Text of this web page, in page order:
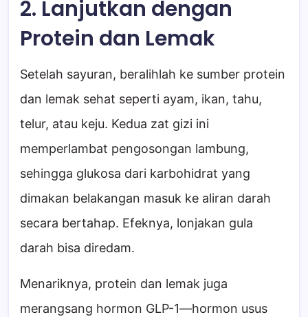
2. Lanjutkan dengan
Protein dan Lemak
Setelah sayuran, beralihlah ke sumber protein
dan lemak sehat seperti ayam, ikan, tahu,
telur, atau keju. Kedua zat gizi ini
memperlambat pengosongan lambung,
sehingga glukosa dari karbohidrat yang
dimakan belakangan masuk ke aliran darah
secara bertahap. Efeknya, lonjakan gula
darah bisa diredam.
Menariknya, protein dan lemak juga
merangsang hormon GLP-1—hormon usus